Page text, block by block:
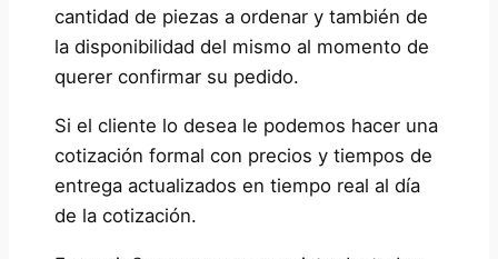
cantidad de piezas a ordenar y también de
la disponibilidad del mismo al momento de
querer confirmar su pedido.
Si el cliente lo desea le podemos hacer una
cotización formal con precios y tiempos de
entrega actualizados en tiempo real al día
de la cotización.